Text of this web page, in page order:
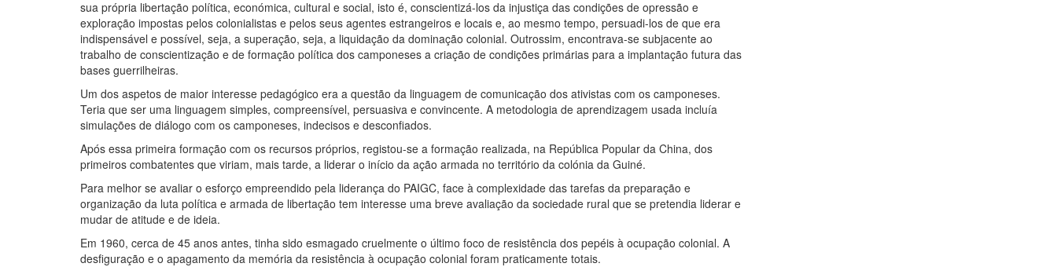
sua própria libertação política, económica, cultural e social, isto é, conscientizá-los da injustiça das condições de opressão e
exploração impostas pelos colonialistas e pelos seus agentes estrangeiros e locais e, ao mesmo tempo, persuadi-los de que era
indispensável e possível, seja, a superação, seja, a liquidação da dominação colonial. Outrossim, encontrava-se subjacente ao
trabalho de conscientização e de formação política dos camponeses a criação de condições primárias para a implantação futura das
bases guerrilheiras.
Um dos aspetos de maior interesse pedagógico era a questão da linguagem de comunicação dos ativistas com os camponeses.
Teria que ser uma linguagem simples, compreensível, persuasiva e convincente. A metodologia de aprendizagem usada incluía
simulações de diálogo com os camponeses, indecisos e desconfiados.
Após essa primeira formação com os recursos próprios, registou-se a formação realizada, na República Popular da China, dos
primeiros combatentes que viriam, mais tarde, a liderar o início da ação armada no território da colónia da Guiné.
Para melhor se avaliar o esforço empreendido pela liderança do PAIGC, face à complexidade das tarefas da preparação e
organização da luta política e armada de libertação tem interesse uma breve avaliação da sociedade rural que se pretendia liderar e
mudar de atitude e de ideia.
Em 1960, cerca de 45 anos antes, tinha sido esmagado cruelmente o último foco de resistência dos pepéis à ocupação colonial. A
desfiguração e o apagamento da memória da resistência à ocupação colonial foram praticamente totais.